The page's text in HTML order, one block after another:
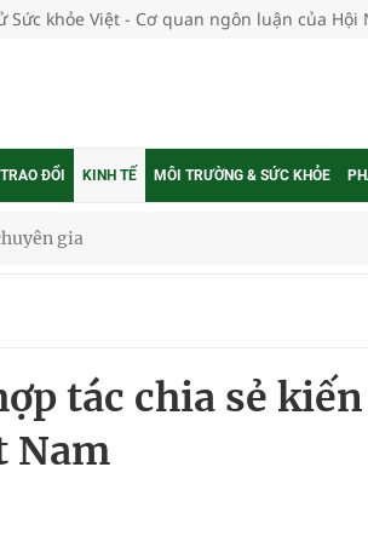
Sức khỏe Việt - Cơ quan ngôn luận của Hội
ĐỔI KINH TẾ MÔI TRƯỜNG & SỨC KHỎE
gia
phụ nữ mỗi năm
thuốc
tác chia sẻ
Nam